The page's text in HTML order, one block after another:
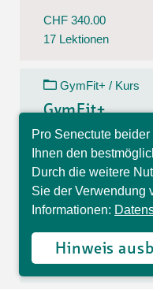
CHF 340.00
17 Lektionen
GymFit+ / Kurs
GymFit+
10.08.26 -
Montag
09:30 - 10:30 Uhr
CHF 170.00
17 Lektionen
Pro Senectute
Ihnen den
Durch die weitere
Sie der Verwendung
Informationen:
Hinweis